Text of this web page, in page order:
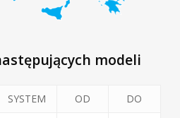
modeli
SYSTEM OD DO